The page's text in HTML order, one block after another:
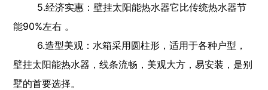
5.经济实惠：壁挂太阳能热水器它比传统热水器节
能90%左右 。
6.造型美观：水箱采用圆柱形，适用于各种户型，
壁挂太阳能热水器，线条流畅，美观大方，易安装，是别
墅的首要选择。